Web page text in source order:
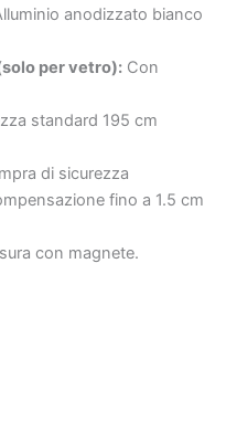
anodizzato bianco
per vetro):Con
standard 195 cm
di sicurezza
fino a 1.5 cm
con magnete.